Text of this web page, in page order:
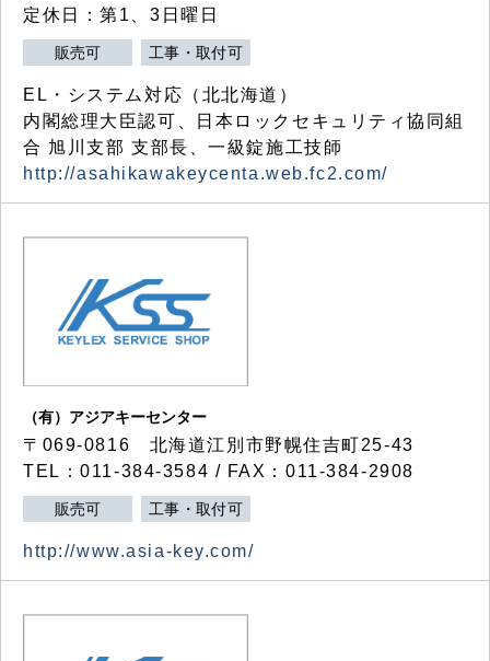
定休日：第1、3日曜日
販売可 工事・取付可
EL・システム対応（北北海道）
内閣総理大臣認可、日本ロックセキュリティ協同組
合 旭川支部 支部長、一級錠施工技師
http://asahikawakeycenta.web.fc2.com/
（有）アジアキーセンター
〒069-0816 北海道江別市野幌住吉町25-43
TEL：011-384-3584 / FAX：011-384-2908
販売可 工事・取付可
http://www.asia-key.com/